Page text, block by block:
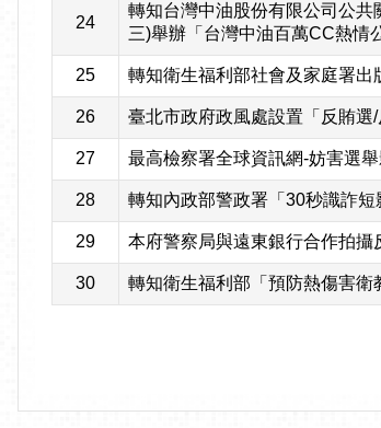
24
轉知台灣中油股份有限公司公
三)舉辦「台灣中油百萬CC熱情
25 轉知衛生福利部社會及家庭署
26 臺北市政府政風處設置「反賄選/
27 最高檢察署全球資訊網-妨害選
28 轉知內政部警政署「30秒識詐
29 本府警察局與遠東銀行合作拍攝
30 轉知衛生福利部「預防熱傷害衛